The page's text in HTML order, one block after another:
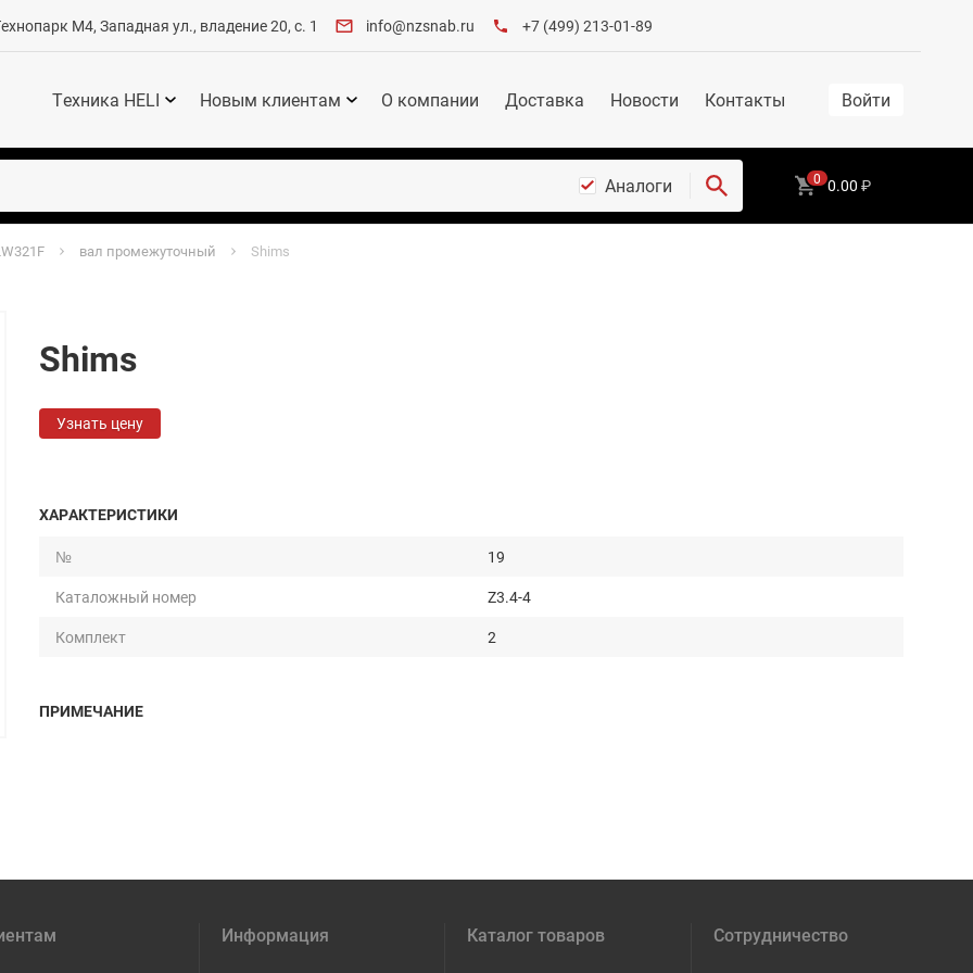
М4, Западная ул., владение 20, с. 1 info@nzsnab.ru +7 (499) 213-01-89
Техника HELI Новым клиентам О компании Доставка Новости Контакты Войти
Аналоги 0 0.00 ₽
вал промежуточный Shims
Shims
Узнать цену
ХАРАКТЕРИСТИКИ
№
19
Каталожный номер
Z3.4-4
Комплект
2
ПРИМЕЧАНИЕ
Информация Каталог товаров Сотрудничество